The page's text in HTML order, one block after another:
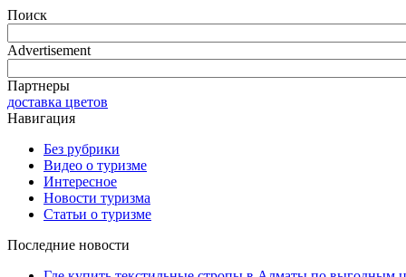
Поиск
Advertisement
Партнеры
доставка цветов
Навигация
Без рубрики
Видео о туризме
Интересное
Новости туризма
Статьи о туризме
Последние новости